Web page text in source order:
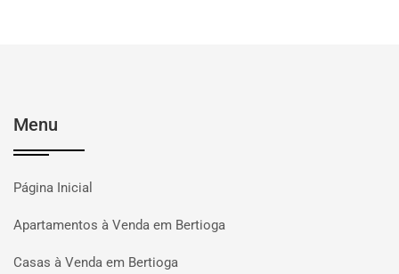
Menu
Página Inicial
Apartamentos à Venda em Bertioga
Casas à Venda em Bertioga